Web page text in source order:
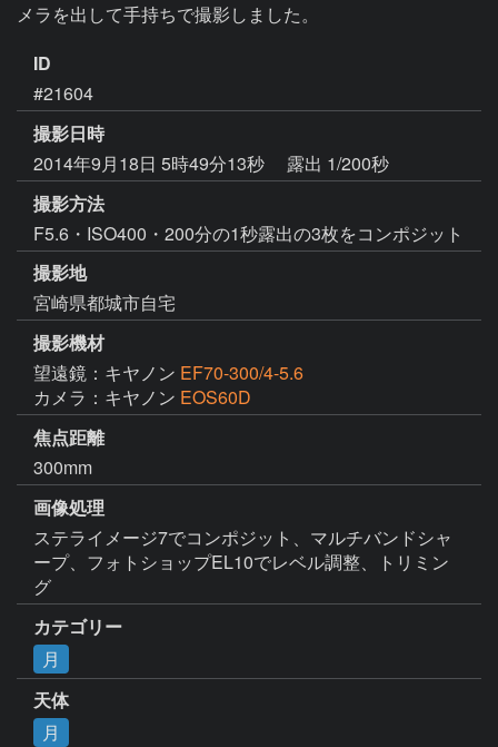
メラを出して手持ちで撮影しました。
ID
#21604
撮影日時
2014年9月18日 5時49分13秒
露出 1/200秒
撮影方法
F5.6・ISO400・200分の1秒露出の3枚をコンポジット
撮影地
宮崎県都城市自宅
撮影機材
望遠鏡：キヤノン EF70-300/4-5.6
カメラ：キヤノン EOS60D
焦点距離
300mm
画像処理
ステライメージ7でコンポジット、マルチバンドシャ
ープ、フォトショップEL10でレベル調整、トリミン
グ
カテゴリー
月
天体
月